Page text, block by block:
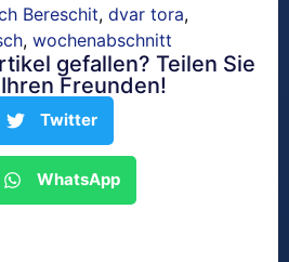
Bereschit, dvar tora,
, wochenabschnitt
gefallen? Teilen Sie
Freunden!
Twitter
WhatsApp